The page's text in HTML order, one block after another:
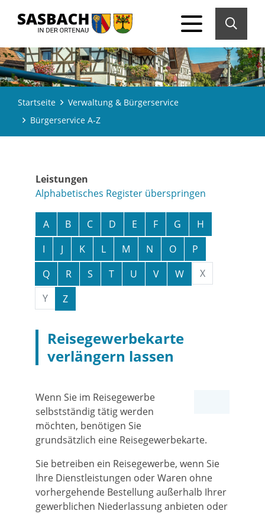
Startseite
Verwaltung & Bürgerservice
Bürgerservice A-Z
Leistungen
Alphabetisches Register überspringen
A B C D E F G
H
I
J K L M N O
P
Q
R S T U V W
X
Y
Z
Reisegewerbekarte
verlängern lassen
Wenn Sie im Reisegewerbe
selbstständig tätig werden
möchten, benötigen Sie
grundsätzlich eine Reisegewerbekarte.
Sie betreiben ein Reisegewerbe, wenn Sie
Ihre Dienstleistungen oder Waren ohne
vorhergehende Bestellung außerhalb Ihrer
gewerblichen Niederlassung anbieten oder